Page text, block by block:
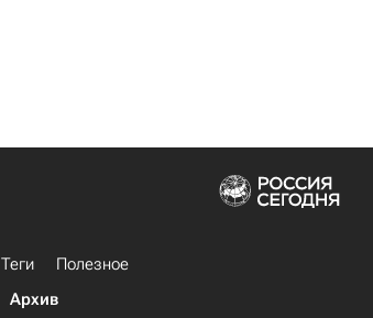
Теги
Полезное
Архив